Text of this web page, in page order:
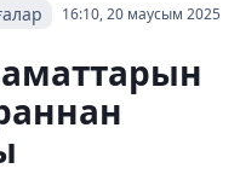
16:10, 20 маусым 2025